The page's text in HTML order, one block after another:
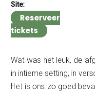
Wat was het leuk, de
in intieme setting, in
Het is ons zo goed
Site:
Reserveer
tickets